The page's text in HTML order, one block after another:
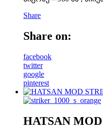
Share
Share on:
facebook
twitter
google
pinterest
HATSAN